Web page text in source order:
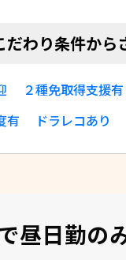
だわり条件から
２種免取得支援有
有
ドラレコあり
昼日勤の